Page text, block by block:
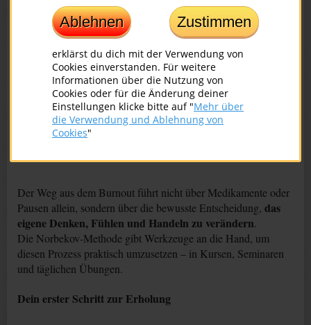
Ablehnen Zustimmen
erklärst du dich mit der Verwendung von
Cookies einverstanden. Für weitere
Informationen über die Nutzung von
Cookies oder für die Änderung deiner
Einstellungen klicke bitte auf "Mehr über
die Verwendung und Ablehnung von
Cookies"
4. Aktivierung der Selbstheilungskräfte
Wenn Körper, Geist und Emotionen wieder in Harmonie sind,
beginnen Regenerationsprozesse ganz natürlich. Die
Teilnehmenden erleben oft, wie sich Energie, Motivation und
Freude Schritt für Schritt zurückmelden.
Gesundheit wiederherstellen heißt: Verantwortung
übernehmen
Der Weg aus dem Burnout führt nicht über Medikamente oder
Pausen allein, sondern über die bewusste Entscheidung, das
eigene Denken, Fühlen und Handeln zu verändern.
Die Norbekov-Methode gibt Werkzeuge an die Hand, um
diesen Prozess praktisch umzusetzen – in Kursen, Seminaren
und täglichen Übungen.
Dein erster Schritt zur Erholung